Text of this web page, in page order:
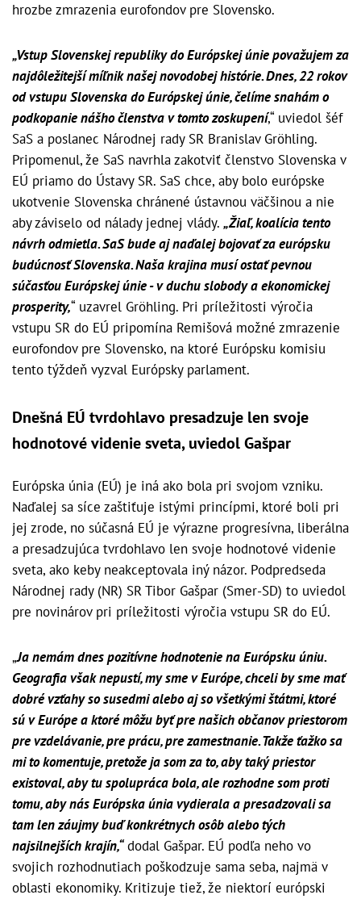
hrozbe zmrazenia eurofondov pre Slovensko.
„Vstup Slovenskej republiky do Európskej únie považujem za
najdôležitejší míľnik našej novodobej histórie. Dnes, 22 rokov
od vstupu Slovenska do Európskej únie, čelíme snahám o
podkopanie nášho členstva v tomto zoskupení,“ uviedol šéf
SaS a poslanec Národnej rady SR Branislav Gröhling.
Pripomenul, že SaS navrhla zakotviť členstvo Slovenska v
EÚ priamo do Ústavy SR. SaS chce, aby bolo európske
ukotvenie Slovenska chránené ústavnou väčšinou a nie
aby záviselo od nálady jednej vlády. „Žiaľ, koalícia tento
návrh odmietla. SaS bude aj naďalej bojovať za európsku
budúcnosť Slovenska. Naša krajina musí ostať pevnou
súčasťou Európskej únie - v duchu slobody a ekonomickej
prosperity,“ uzavrel Gröhling. Pri príležitosti výročia
vstupu SR do EÚ pripomína Remišová možné zmrazenie
eurofondov pre Slovensko, na ktoré Európsku komisiu
tento týždeň vyzval Európsky parlament.
Dnešná EÚ tvrdohlavo presadzuje len svoje
hodnotové videnie sveta, uviedol Gašpar
Európska únia (EÚ) je iná ako bola pri svojom vzniku.
Naďalej sa síce zaštiťuje istými princípmi, ktoré boli pri
jej zrode, no súčasná EÚ je výrazne progresívna, liberálna
a presadzujúca tvrdohlavo len svoje hodnotové videnie
sveta, ako keby neakceptovala iný názor. Podpredseda
Národnej rady (NR) SR Tibor Gašpar (Smer-SD) to uviedol
pre novinárov pri príležitosti výročia vstupu SR do EÚ.
„Ja nemám dnes pozitívne hodnotenie na Európsku úniu.
Geografia však nepustí, my sme v Európe, chceli by sme mať
dobré vzťahy so susedmi alebo aj so všetkými štátmi, ktoré
sú v Európe a ktoré môžu byť pre našich občanov priestorom
pre vzdelávanie, pre prácu, pre zamestnanie. Takže ťažko sa
mi to komentuje, pretože ja som za to, aby taký priestor
existoval, aby tu spolupráca bola, ale rozhodne som proti
tomu, aby nás Európska únia vydierala a presadzovali sa
tam len záujmy buď konkrétnych osôb alebo tých
najsilnejších krajín,“dodal Gašpar. EÚ podľa neho vo
svojich rozhodnutiach poškodzuje sama seba, najmä v
oblasti ekonomiky. Kritizuje tiež, že niektorí európski